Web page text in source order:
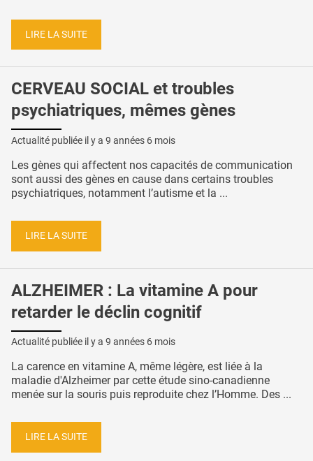
LIRE LA SUITE
CERVEAU SOCIAL et troubles
psychiatriques, mêmes gènes
Actualité publiée il y a 9 années 6 mois
Les gènes qui affectent nos capacités de communication
sont aussi des gènes en cause dans certains troubles
psychiatriques, notamment l’autisme et la ...
LIRE LA SUITE
ALZHEIMER : La vitamine A pour
retarder le déclin cognitif
Actualité publiée il y a 9 années 6 mois
La carence en vitamine A, même légère, est liée à la
maladie d'Alzheimer par cette étude sino-canadienne
menée sur la souris puis reproduite chez l’Homme. Des ...
LIRE LA SUITE